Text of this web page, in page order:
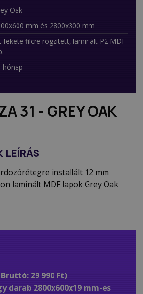
Oak
mm és 2800x300 mm
fekete filcre rögzített, laminált P2 MDF
hónap
31 - GREY OAK
LEÍRÁS
installált 12 mm
laminált MDF lapok Grey Oak
29 990 Ft)
darab 2800x600x19 mm-es